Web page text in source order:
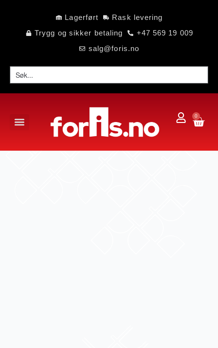
Lagerført
Rask levering
Trygg og sikker betaling
+47 569 19 009
salg@foris.no
0